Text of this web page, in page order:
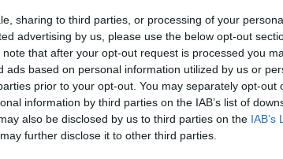
sharing to third parties, or processing of your
advertising by us, please use the below opt-out
that after your opt-out request is processed you
ads based on personal information utilized by us or
prior to your opt-out. You may separately opt-out
information by third parties on the IAB’s list of
also be disclosed by us to third parties on the IAB’s
further disclose it to other third parties.
dei Nonni a Olbia